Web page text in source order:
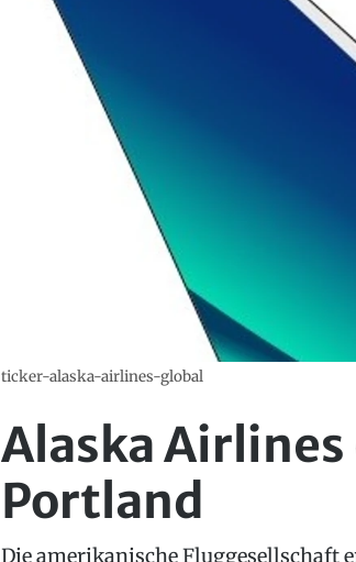
ticker-alaska-airlines-global
Alaska
Portland
Die amerikanische Fluggesellschaft